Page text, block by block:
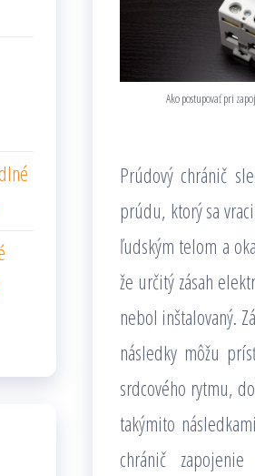
Ako postupovať pri
Prúdový chránič
prúdu, ktorý sa
ľudským telom a
že určitý zásah
nebol inštalovaný.
následky môžu
srdcového rytmu,
takýmito
chránič